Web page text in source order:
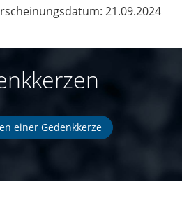
21.09.2024
einer Gedenkkerze